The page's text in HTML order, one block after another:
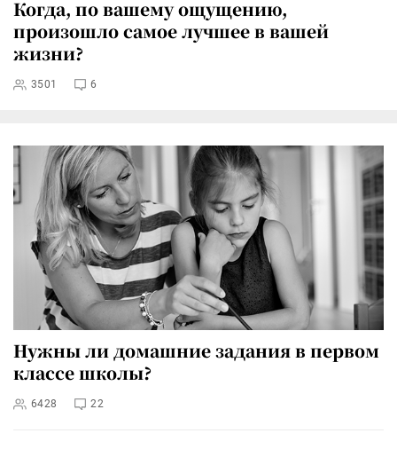
Когда, по вашему ощущению,
произошло самое лучшее в вашей
жизни?
3501 6
Нужны ли домашние задания в первом
классе школы?
6428 22